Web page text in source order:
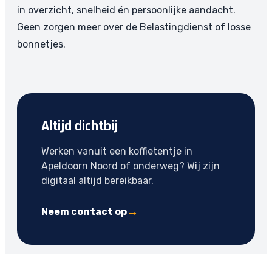
in overzicht, snelheid én persoonlijke aandacht.
Geen zorgen meer over de Belastingdienst of losse
bonnetjes.
Altijd dichtbij
Werken vanuit een koffietentje in
Apeldoorn Noord of onderweg? Wij zijn
digitaal altijd bereikbaar.
Neem contact op